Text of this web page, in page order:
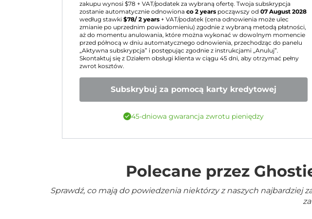
zakupu wynosi $78 + VAT/podatek za wybraną ofertę. Twoja subskrypcja
zostanie automatycznie odnowiona co 2 years począwszy od 07 August 2028
według stawki $78/ 2 years + VAT/podatek (cena odnowienia może ulec
zmianie po uprzednim powiadomieniu) zgodnie z wybraną metodą płatności,
aż do momentu anulowania, które można wykonać w dowolnym momencie
przed północą w dniu automatycznego odnowienia, przechodząc do panelu
„Aktywna subskrypcja” i postępując zgodnie z instrukcjami „Anuluj”.
Skontaktuj się z Działem obsługi klienta w ciągu 45 dni, aby otrzymać pełny
zwrot kosztów.
Subskrybuj za pomocą karty kredytowej
45-dniowa gwarancja zwrotu pieniędzy
Polecane przez
Sprawdź, co mają do powiedzenia niektórzy z naszych